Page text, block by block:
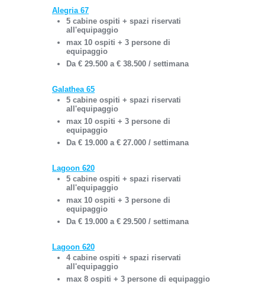
Alegria 67
5 cabine ospiti + spazi riservati
all'equipaggio
max 10 ospiti + 3 persone di
equipaggio
Da € 29.500 a € 38.500 / settimana
Galathea 65
5 cabine ospiti + spazi riservati
all'equipaggio
max 10 ospiti + 3 persone di
equipaggio
Da € 19.000 a € 27.000 / settimana
Lagoon 620
5 cabine ospiti + spazi riservati
all'equipaggio
max 10 ospiti + 3 persone di
equipaggio
Da € 19.000 a € 29.500 / settimana
Lagoon 620
4 cabine ospiti + spazi riservati
all'equipaggio
max 8 ospiti + 3 persone di equipaggio